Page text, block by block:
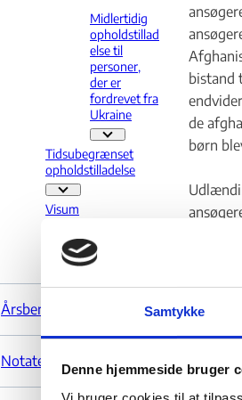
Samtykke
Denne hjemmeside bruger
Midlertidig
opholdstillad
else til
personer,
der er
fordrevet fra
Ukraine
Midlertidig
Tidsubegrænset
opholdstilladelse
Visum
Øvrige
Årsberetninger
Notater
bistand
de
børn
Uden
fordi
bistod